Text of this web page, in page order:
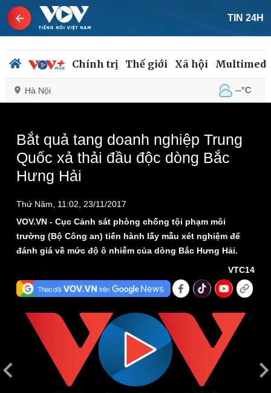
TIN 24H
Chính trị Thế giới Xã hội
Hà Nội --°C
Chính trị
Đảng
Tổ chức nhân sự
Nhận diện sự thật
Xã hội
Tin 24h
Biển đảo
modal
window.server or network failed or because the format is not
supported.
Bắt quả tang doanh nghiệp Trung
Quốc xả thải đầu độc dòng Bắc
Hưng Hải
Thứ Năm, 11:02, 23/11/2017
VOV.VN - Cục Cảnh sát phòng chống tội phạm môi
trường (Bộ Công an) tiến hành lấy mẫu xét nghiệm để
đánh giá về mức độ ô nhiễm của dòng Bắc Hưng Hải.
VTC14